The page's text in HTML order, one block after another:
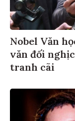
Nobel Văn
văn đối
tranh cãi